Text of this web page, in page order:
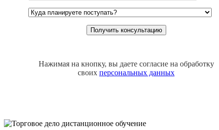
Нажимая на кнопку, вы даете согласие на обработку
своих персональных данных